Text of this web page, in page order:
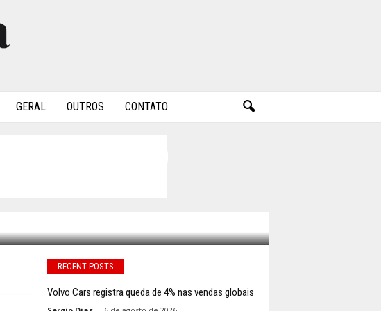
GERAL OUTROS CONTATO
RECENT POSTS
Volvo Cars registra queda de 4% nas vendas globais